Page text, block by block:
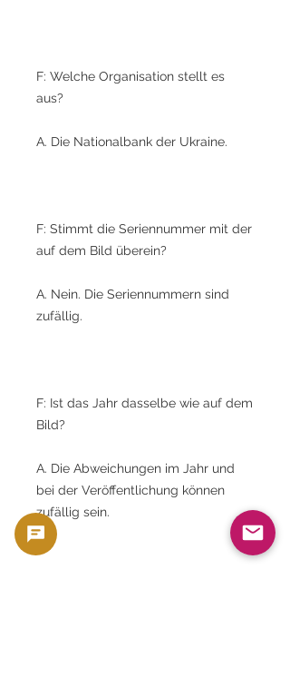
F: Welche Organisation stellt es
aus?
A. Die Nationalbank der Ukraine.
F: Stimmt die Seriennummer mit der
auf dem Bild überein?
A. Nein. Die Seriennummern sind
zufällig.
F: Ist das Jahr dasselbe wie auf dem
Bild?
A. Die Abweichungen im Jahr und
bei der Veröffentlichung können
zufällig sein.